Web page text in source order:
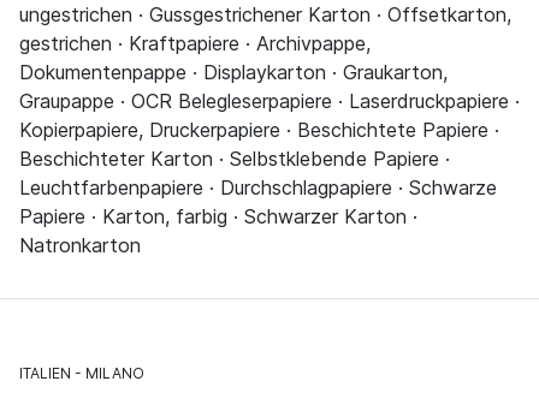
ungestrichen · Gussgestrichener Karton · Offsetkarton,
gestrichen · Kraftpapiere · Archivpappe,
Dokumentenpappe · Displaykarton · Graukarton,
Graupappe · OCR Belegleserpapiere · Laserdruckpapiere ·
Kopierpapiere, Druckerpapiere · Beschichtete Papiere ·
Beschichteter Karton · Selbstklebende Papiere ·
Leuchtfarbenpapiere · Durchschlagpapiere · Schwarze
Papiere · Karton, farbig · Schwarzer Karton ·
Natronkarton
ITALIEN MILANO